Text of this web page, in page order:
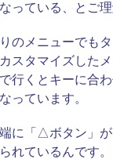
っている、とご理
のメニューでも
スタマイズした
行くとキーに合
っています。
に「△ボタン」が
れているんです